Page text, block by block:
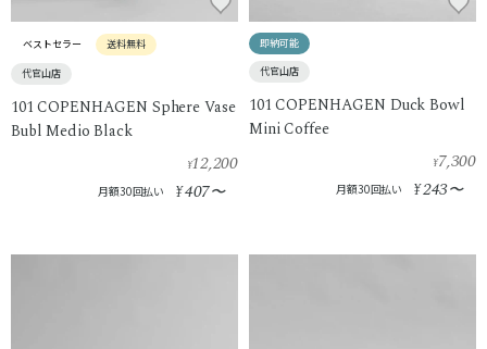
ベストセラー 送料無料
代官山店
101 COPENHAGEN Sphere Vase
Bubl Medio Black
¥12,200
月額30回払い ¥407〜
即納可能
代官山店
101 COPENHAGEN Duck Bowl
Mini Coffee
¥7,300
月額30回払い ¥243〜